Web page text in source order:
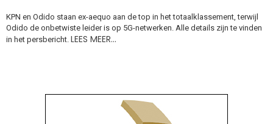
KPN en Odido staan ex-aequo aan de top in het totaalklassement, terwijl
Odido de onbetwiste leider is op 5G-netwerken. Alle details zijn te vinden
in het persbericht. LEES MEER…